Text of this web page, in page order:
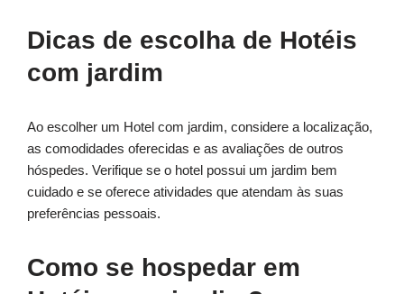
Dicas de escolha de Hotéis
com jardim
Ao escolher um Hotel com jardim, considere a localização,
as comodidades oferecidas e as avaliações de outros
hóspedes. Verifique se o hotel possui um jardim bem
cuidado e se oferece atividades que atendam às suas
preferências pessoais.
Como se hospedar em